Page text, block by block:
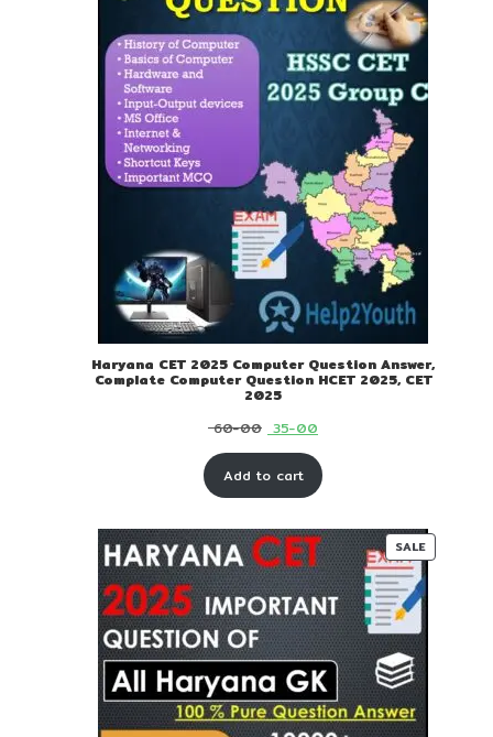
Haryana CET 2025 Computer Question Answer,
Complate Computer Question HCET 2025, CET
2025
60-00 Original
price
was:
00.
35-00Current
price
is:
00.
Add to cart
SALE
ON
SALE